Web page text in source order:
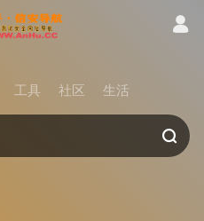
工具 社区 生活